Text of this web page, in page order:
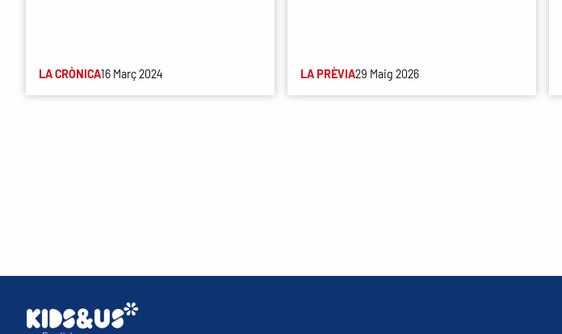
LA CRÒNICA16 Març 2024 LA PRÈVIA29 Maig 2026